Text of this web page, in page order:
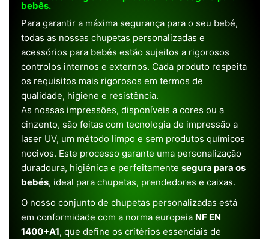
bebês.
Para garantir a máxima segurança para o seu bebé,
todas as nossas chupetas personalizadas e
acessórios para bebés estão sujeitos a rigorosos
controlos internos e externos. Cada produto respeita
os requisitos mais rigorosos em termos de
qualidade, higiene e resistência.
As nossas impressões, disponíveis a cores ou a
cinzento, são feitas com tecnologia de impressão a
laser UV, um método limpo e sem produtos químicos
nocivos. Este processo garante uma personalização
duradoura, higiénica e perfeitamente segura para os
bebés, ideal para chupetas, prendedores e caixas.
O nosso conjunto de chupetas personalizadas está
em conformidade com a norma europeia NF EN
1400+A1, que define os critérios essenciais de